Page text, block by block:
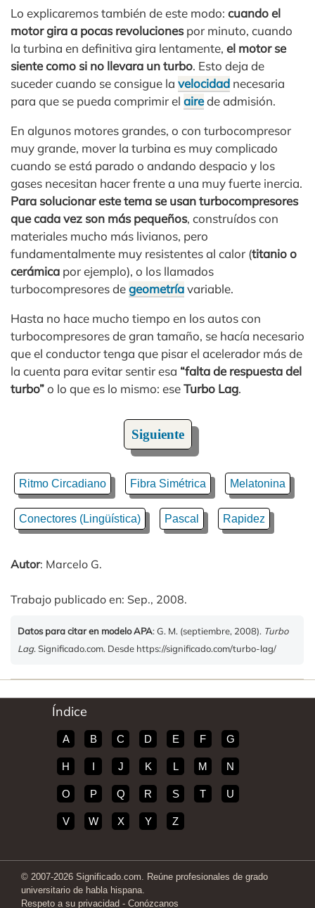
Lo explicaremos también de este modo: cuando el
motor gira a pocas revolucionespor minuto, cuando
la turbina en definitiva gira lentamente, el motor se
siente como si no llevara un turbo. Esto deja de
suceder cuando se consigue la velocidad necesaria
para que se pueda comprimir el airede admisión.
En algunos motores grandes, o con turbocompresor
muy grande, mover la turbina es muy complicado
cuando se está parado o andando despacio y los
gases necesitan hacer frente a una muy fuerte inercia.
Para solucionar este tema se usan turbocompresores
que cada vez son más pequeños, construídos con
materiales mucho más livianos, pero
fundamentalmente muy resistentes al calor (titanio o
cerámica por ejemplo), o los llamados
turbocompresores degeometríavariable.
Hasta no hace mucho tiempo en los autos con
turbocompresores de gran tamaño, se hacía necesario
que el conductor tenga que pisar el acelerador más de
la cuenta para evitar sentir esa “falta de respuesta del
turbo”o lo que es lo mismo: eseTurbo Lag.
Siguiente
Ritmo Circadiano Fibra Simétrica Melatonina
Conectores (Lingüística) Pascal Rapidez
Autor: Marcelo G.
Trabajo publicado en: Sep., 2008.
Datos para citar en modelo APA: G. M. (septiembre, 2008). Turbo
Lag. Significado.com. Desde https://significado.com/turbo-lag/
Índice
A B C D E F G
H I J K L M N
O P Q R S T U
V W X Y Z
© 2007-2026 Significado.com. Reúne profesionales de grado
universitario de habla hispana.
Respeto a su privacidad - Conózcanos